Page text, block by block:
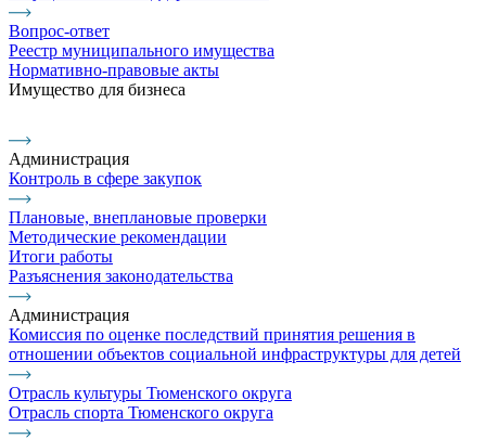
Вопрос-ответ
Реестр муниципального имущества
Нормативно-правовые акты
Имущество для бизнеса
Администрация
Контроль в сфере закупок
Плановые, внеплановые проверки
Методические рекомендации
Итоги работы
Разъяснения законодательства
Администрация
Комиссия по оценке последствий принятия решения в
отношении объектов социальной инфраструктуры для детей
Отрасль культуры Тюменского округа
Отрасль спорта Тюменского округа